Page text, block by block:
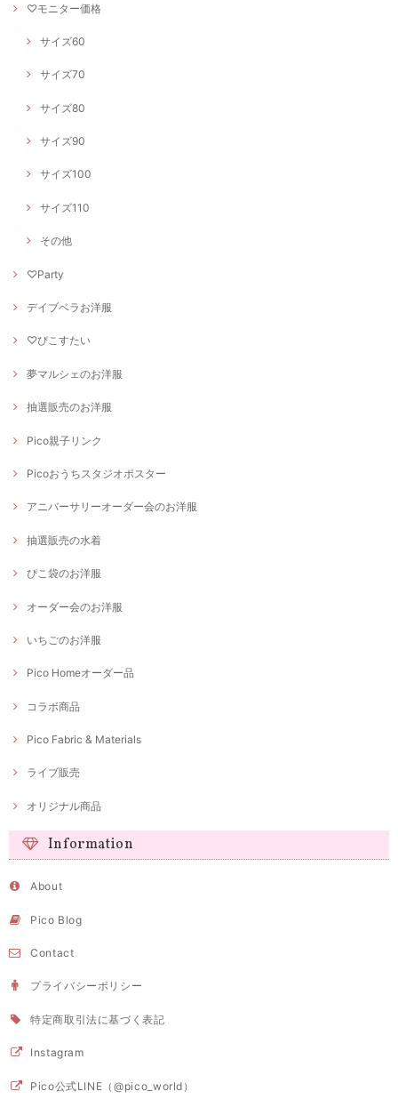
♡モニター価格
サイズ60
サイズ70
サイズ80
サイズ90
サイズ100
サイズ110
その他
♡Party
デイブベラお洋服
♡ぴこすたい
夢マルシェのお洋服
抽選販売のお洋服
Pico親子リンク
Picoおうちスタジオポスター
アニバーサリーオーダー会のお洋服
抽選販売の水着
ぴこ袋のお洋服
オーダー会のお洋服
いちごのお洋服
Pico Homeオーダー品
コラボ商品
Pico Fabric & Materials
ライブ販売
オリジナル商品
Information
About
Pico Blog
Contact
プライバシーポリシー
特定商取引法に基づく表記
Instagram
Pico公式LINE（@pico_world）